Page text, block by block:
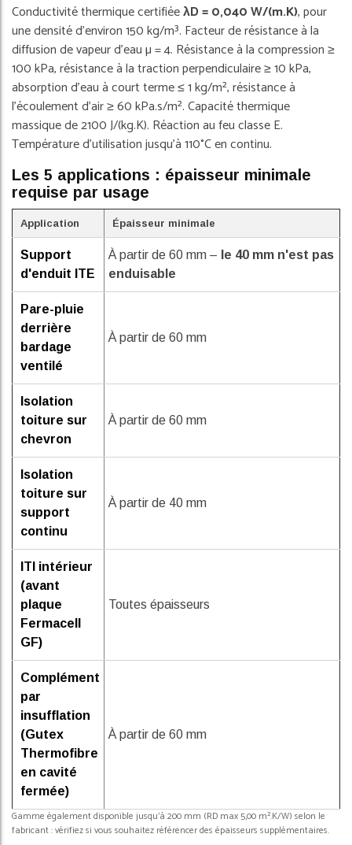
Conductivité thermique certifiéeλD = 0,040 W/(m.K), pour
une densité d'environ 150 kg/m³. Facteur de résistance à la
diffusion de vapeur d'eau µ = 4. Résistance à la compression ≥
100 kPa, résistance à la traction perpendiculaire ≥ 10 kPa,
absorption d'eau à court terme ≤ 1 kg/m², résistance à
l'écoulement d'air ≥ 60 kPa.s/m². Capacité thermique
massique de 2100 J/(kg.K). Réaction au feu classe E.
Température d'utilisation jusqu'à 110°C en continu.
Les 5 applications : épaisseur minimale
requise par usage
Application Épaisseur minimale
Support
d'enduit ITE
À partir de 60 mm – le 40 mm n'est pas
enduisable
Pare-pluie
derrière
bardage
ventilé
À partir de 60 mm
Isolation
toiture sur
chevron
À partir de 60 mm
Isolation
toiture sur
support
continu
À partir de 40 mm
ITI intérieur
(avant
plaque
Fermacell
GF)
Toutes épaisseurs
Complément
par
insufflation
(Gutex
Thermofibre
en cavité
fermée)
À partir de 60 mm
Gamme également disponible jusqu'à 200 mm (RD max 5,00 m².K/W) selon le
fabricant : vérifiez si vous souhaitez référencer des épaisseurs supplémentaires.